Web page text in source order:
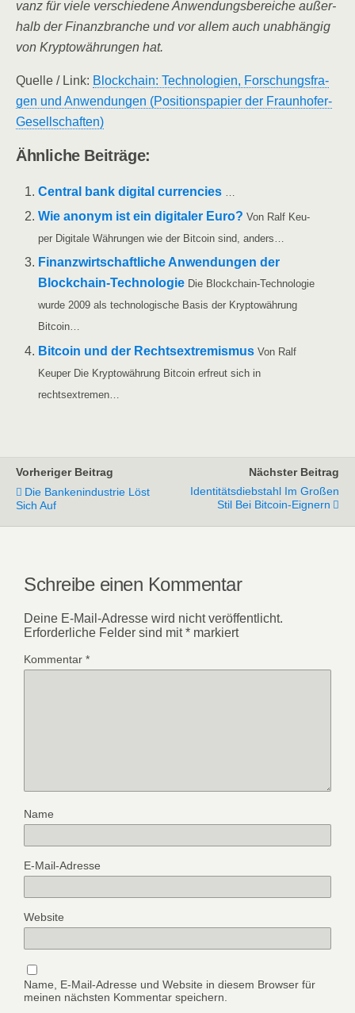
vanz für vie­le ver­schie­de­ne Anwen­dungs­be­rei­che außer­
halb der Finanz­bran­che und vor allem auch unab­hän­gig
von Kryp­to­wäh­run­gen hat.
Quel­le /​ Link: Block­chain: Tech­no­lo­gien, For­schungs­fra­
gen und Anwen­dun­gen (Posi­ti­ons­pa­pier der Fraunhofer-
Gesellschaften)
Ähn­li­che Beiträge:
Cen­tral bank digi­tal cur­ren­ci­es …
Wie anonym ist ein digi­ta­ler Euro? Von Ralf Keu­
per Digi­ta­le Wäh­run­gen wie der Bit­co­in sind, anders…
Finanz­wirt­schaft­li­che Anwen­dun­gen der
Block­chain-Tech­no­lo­gie Die Block­chain-Tech­­no­­lo­­gie
wur­de 2009 als tech­no­lo­gi­sche Basis der Kryp­to­wäh­rung
Bitcoin…
Bit­co­in und der Rechts­extre­mis­mus Von Ralf
Keu­per Die Kryp­to­wäh­rung Bit­co­in erfreut sich in
rechtsextremen…
Vorheriger Beitrag
Die Bankenindustrie Löst
Sich Auf
Nächster Beitrag
Identitätsdiebstahl Im Großen
Stil Bei Bitcoin-Eignern
Schreibe einen Kommentar
Deine E-Mail-Adresse wird nicht veröffentlicht.
Erforderliche Felder sind mit* markiert
Kommentar *
Name
E-Mail-Adresse
Website
Name, E-Mail-Adresse und Website in diesem Browser für
meinen nächsten Kommentar speichern.